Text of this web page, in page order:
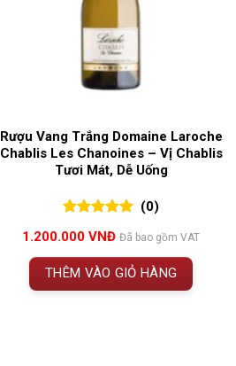
Rượu Vang Trắng Domaine Laroche
Chablis Les Chanoines – Vị Chablis
Tươi Mát, Dễ Uống
đánh giá
(0)
1.200.000VNĐ Đã bao gồm VAT
THÊM VÀO GIỎ HÀNG